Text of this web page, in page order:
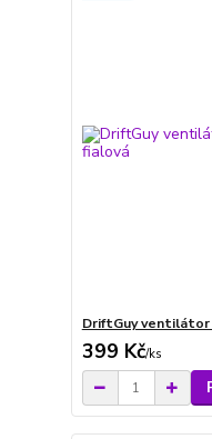
DriftGuy ventilátor
399 Kč/ks